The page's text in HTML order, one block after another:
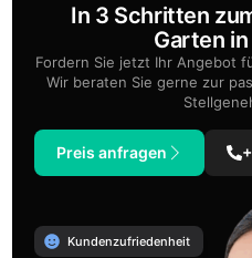
In 3 Schritten
Garten
Fordern Sie jetzt Ihr Angebot
Wir beraten Sie gerne zur
Preis anfragen
Kundenzufriedenheit